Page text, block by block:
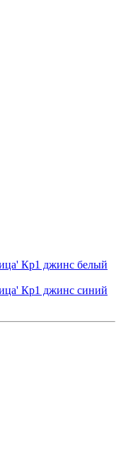
Кр1 джинс белый
Кр1 джинс синий